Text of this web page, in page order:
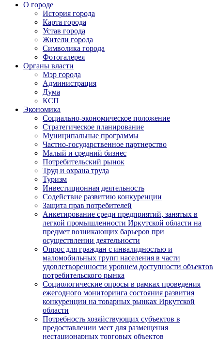
О городе
История города
Карта города
Устав города
Жители города
Символика города
Фотогалерея
Органы власти
Мэр города
Администрация
Дума
КСП
Экономика
Социально-экономическое положение
Стратегическое планирование
Муниципальные программы
Частно-государственное партнерство
Малый и средний бизнес
Потребительский рынок
Труд и охрана труда
Туризм
Инвестиционная деятельность
Содействие развитию конкуренции
Защита прав потребителей
Анкетирование среди предприятий, занятых в
легкой промышленности Иркутской области на
предмет возникающих барьеров при
осуществлении деятельности
Опрос для граждан с инвалидностью и
маломобильных групп населения в части
удовлетворенности уровнем доступности объектов
потребительского рынка
Социологические опросы в рамках проведения
ежегодного мониторинга состояния развития
конкуренции на товарных рынках Иркутской
области
Потребность хозяйствующих субъектов в
предоставлении мест для размещения
нестационарных торговых объектов